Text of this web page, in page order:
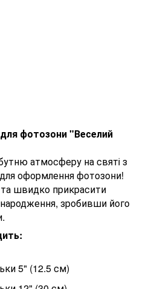
для фотозони "Веселий
атмосферу на святі з
оформлення фотозони!
та швидко прикрасити
зробивши його
5" (12.5 см)